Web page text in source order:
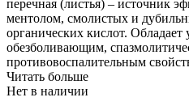
перечная (листья) – источник
ментолом, смолистых и
органических кислот.
обезболивающим,
противовоспалительным
Читать больше
Нет в наличии